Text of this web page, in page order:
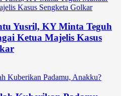
Yusril, KY Minta Teguh
Ketua Majelis Kasus